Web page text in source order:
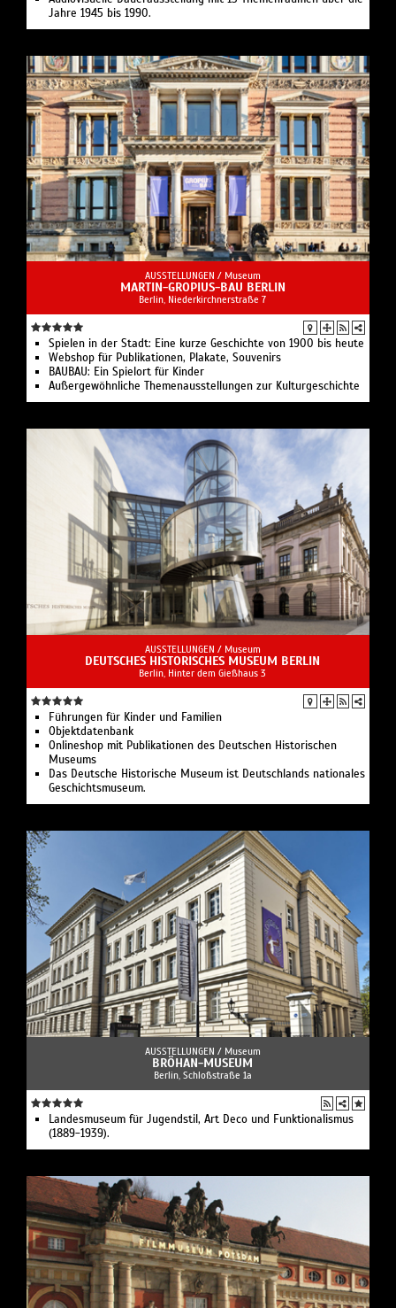
Jahre 1945 bis 1990.
AUSSTELLUNGEN / Museum
MARTIN-GROPIUS-BAU BERLIN
Berlin, Niederkirchnerstraße 7
Spielen in der Stadt: Eine kurze Geschichte von 1900 bis heute
Webshop für Publikationen, Plakate, Souvenirs
BAUBAU: Ein Spielort für Kinder
Außergewöhnliche Themenausstellungen zur Kulturgeschichte
AUSSTELLUNGEN / Museum
DEUTSCHES HISTORISCHES MUSEUM BERLIN
Berlin, Hinter dem Gießhaus 3
Führungen für Kinder und Familien
Objektdatenbank
Onlineshop mit Publikationen des Deutschen Historischen
Museums
Das Deutsche Historische Museum ist Deutschlands nationales
Geschichtsmuseum.
AUSSTELLUNGEN / Museum
BRÖHAN-MUSEUM
Berlin, Schloßstraße 1a
Landesmuseum für Jugendstil, Art Deco und Funktionalismus
(1889-1939).